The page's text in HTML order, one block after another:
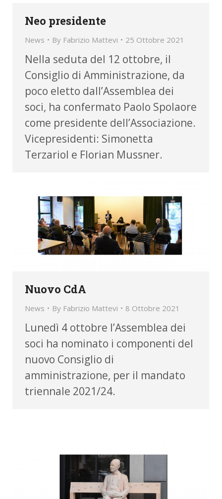
Neo presidente
News By Fabrizio Mattevi 25 Ottobre 2021
Nella seduta del 12 ottobre, il
Consiglio di Amministrazione, da
poco eletto dall’Assemblea dei
soci, ha confermato Paolo Spolaore
come presidente dell’Associazione.
Vicepresidenti: Simonetta
Terzariol e Florian Mussner.
Nuovo CdA
News By Fabrizio Mattevi 8 Ottobre 2021
Lunedì 4 ottobre l’Assemblea dei
soci ha nominato i componenti del
nuovo Consiglio di
amministrazione, per il mandato
triennale 2021/24.